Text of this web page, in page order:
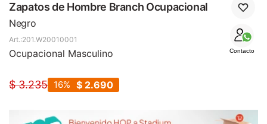
Zapatos de Hombre Branch Ocupacional
Negro
Contacto
201.W20010001
Ocupacional Masculino
$ 3.235 $ 2.690
16